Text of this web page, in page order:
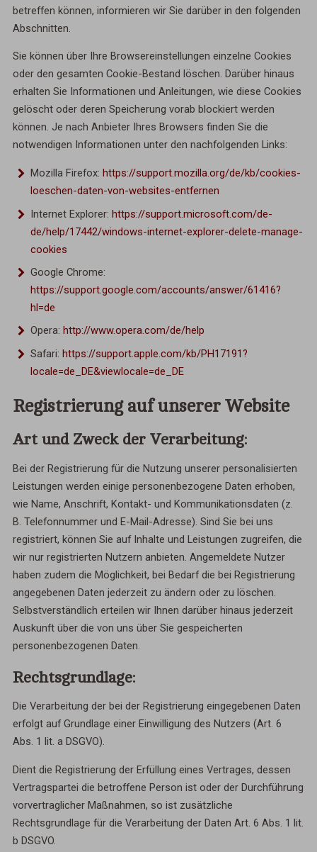
betreffen können, informieren wir Sie darüber in den folgenden
Abschnitten.
Sie können über Ihre Browsereinstellungen einzelne Cookies
oder den gesamten Cookie-Bestand löschen. Darüber hinaus
erhalten Sie Informationen und Anleitungen, wie diese Cookies
gelöscht oder deren Speicherung vorab blockiert werden
können. Je nach Anbieter Ihres Browsers finden Sie die
notwendigen Informationen unter den nachfolgenden Links:
Mozilla Firefox:https://support.mozilla.org/de/kb/cookies-
loeschen-daten-von-websites-entfernen
Internet Explorer:https://support.microsoft.com/de-
de/help/17442/windows-internet-explorer-delete-manage-
cookies
Google Chrome:
https://support.google.com/accounts/answer/61416?
hl=de
Opera:http://www.opera.com/de/help
Safari:https://support.apple.com/kb/PH17191?
locale=de_DE&viewlocale=de_DE
Registrierung auf unserer Website
Art und Zweck der Verarbeitung:
Bei der Registrierung für die Nutzung unserer personalisierten
Leistungen werden einige personenbezogene Daten erhoben,
wie Name, Anschrift, Kontakt- und Kommunikationsdaten (z.
B. Telefonnummer und E-Mail-Adresse). Sind Sie bei uns
registriert, können Sie auf Inhalte und Leistungen zugreifen, die
wir nur registrierten Nutzern anbieten. Angemeldete Nutzer
haben zudem die Möglichkeit, bei Bedarf die bei Registrierung
angegebenen Daten jederzeit zu ändern oder zu löschen.
Selbstverständlich erteilen wir Ihnen darüber hinaus jederzeit
Auskunft über die von uns über Sie gespeicherten
personenbezogenen Daten.
Rechtsgrundlage:
Die Verarbeitung der bei der Registrierung eingegebenen Daten
erfolgt auf Grundlage einer Einwilligung des Nutzers (Art. 6
Abs. 1 lit. a DSGVO).
Dient die Registrierung der Erfüllung eines Vertrages, dessen
Vertragspartei die betroffene Person ist oder der Durchführung
vorvertraglicher Maßnahmen, so ist zusätzliche
Rechtsgrundlage für die Verarbeitung der Daten Art. 6 Abs. 1 lit.
b DSGVO.